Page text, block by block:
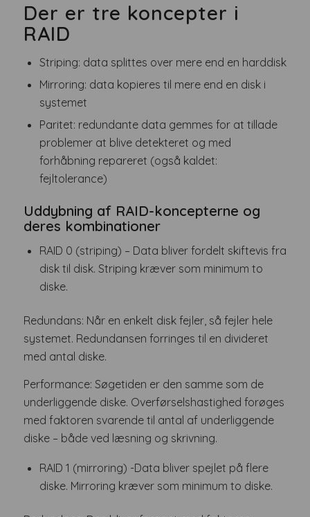
Der er tre koncepter i
RAID
Striping: data splittes over mere end en harddisk
Mirroring: data kopieres til mere end en disk i
systemet
Paritet: redundante data gemmes for at tillade
problemer at blive detekteret og med
forhåbning repareret (også kaldet:
fejltolerance)
Uddybning af RAID-koncepterne og
deres kombinationer
RAID 0 (striping) – Data bliver fordelt skiftevis fra
disk til disk. Striping kræver som minimum to
diske.
Redundans: Når en enkelt disk fejler, så fejler hele
systemet. Redundansen forringes til en divideret
med antal diske.
Performance: Søgetiden er den samme som de
underliggende diske. Overførselshastighed forøges
med faktoren svarende til antal af underliggende
diske – både ved læsning og skrivning.
RAID 1 (mirroring) -Data bliver spejlet på flere
diske. Mirroring kræver som minimum to diske.